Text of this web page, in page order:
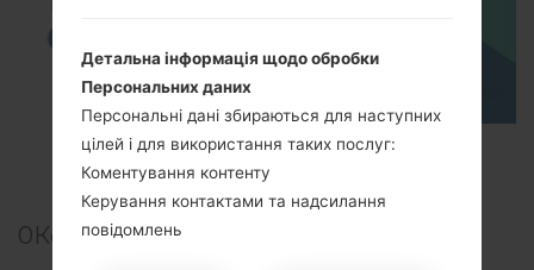
TOP 5 SECRET CODES for LG!
0Коментарі
Детальна інформація щодо обробки
Персональних даних
Персональні дані збираються для наступних
цілей і для використання таких послуг:
Коментування контенту
Керування контактами та надсилання
повідомлень